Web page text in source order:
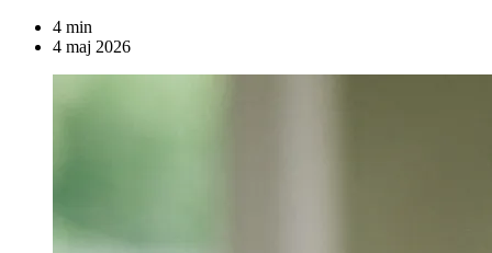
4 min
4 maj 2026